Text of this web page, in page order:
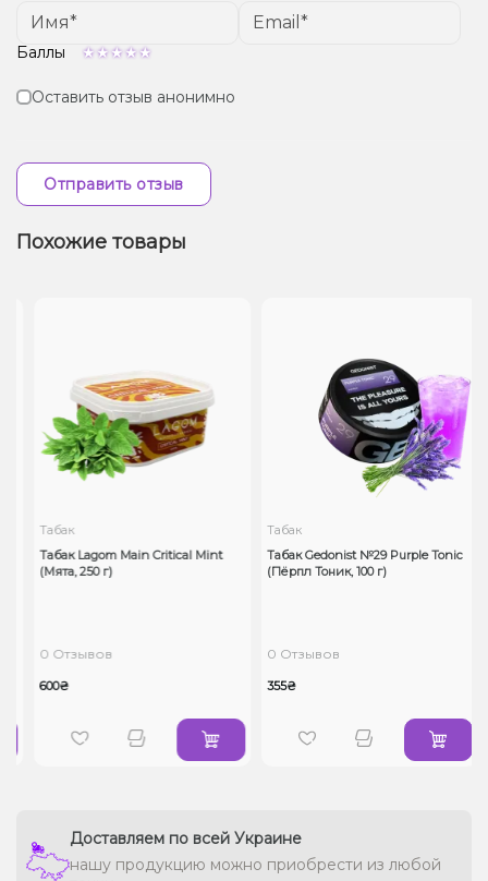
Баллы
Оставить отзыв анонимно
Отправить отзыв
Похожие товары
Табак
Табак Lagom Main Critical Mint
(Мята, 250 г)
0 Отзывов
600₴
Табак
Табак Gedonist №29 Purple Tonic
(Пёрпл Тоник, 100 г)
0 Отзывов
355₴
Доставляем по всей Украине
нашу продукцию можно приобрести из любой